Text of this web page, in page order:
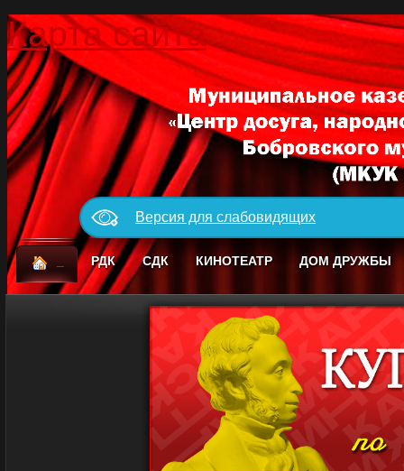
Карта сайта
Версия для слабовидящих
РДК СДК КИНОТЕАТР ДОМ ДРУЖБЫ